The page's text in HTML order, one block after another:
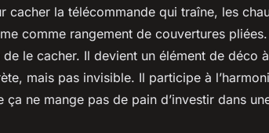
cacher la télécommande qui traîne, les
comme rangement de couvertures
de le cacher. Il devient un élément de déco
mais pas invisible. Il participe à
ça ne mange pas de pain d’investir dans